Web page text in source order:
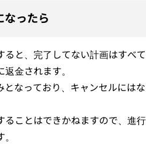
なったら
と、完了してない計画はすべ
金されます。
なっており、キャンセルにはな
ことはできかねますので、進